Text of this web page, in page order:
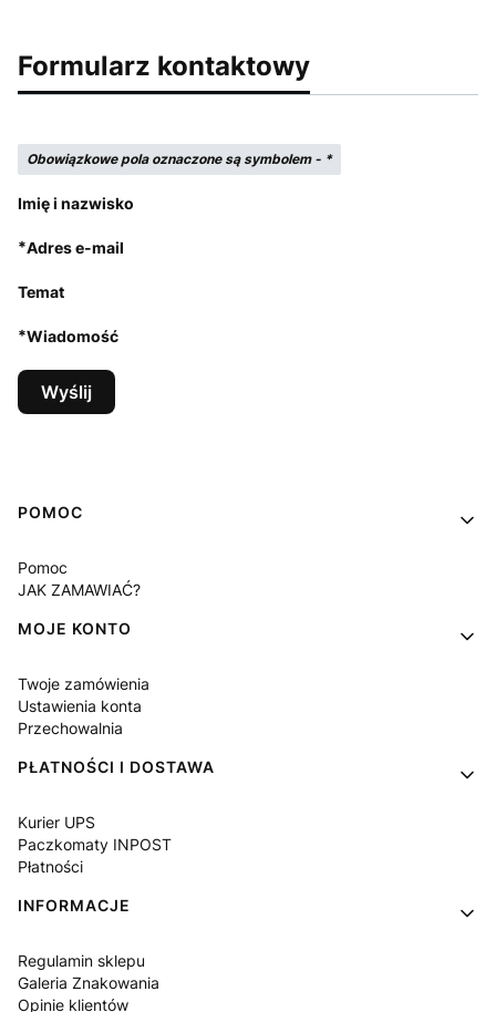
Formularz kontaktowy
Obowiązkowe pola oznaczone są symbolem - *
Imię i nazwisko
*Adres e-mail
Temat
*Wiadomość
Wyślij
Linki w stopce
POMOC
Pomoc
JAK ZAMAWIAĆ?
MOJE KONTO
Twoje zamówienia
Ustawienia konta
Przechowalnia
PŁATNOŚCI I DOSTAWA
Kurier UPS
Paczkomaty INPOST
Płatności
INFORMACJE
Regulamin sklepu
Galeria Znakowania
Opinie klientów